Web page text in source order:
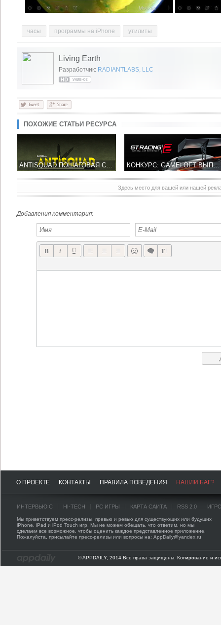
часы программы на iPhone утилиты
Living Earth
Разработчик: RADIANTLABS, LLC
ПОХОЖИЕ СТАТЬИ РЕСУРСА
ANTISQUAD ПОШАГОВАЯ СТРАТЕГИЯ ОТ РУССКИХ РАЗРАБОТЧИКОВ INSGAMES КОНКУРС: GAMELOFT ВЫПУСТИЛ В APP STORE GT RACING 2: THE REAL CAR EXPERIENCE
Здесь место для вашей или нашей
Добавления комментария:
О ПРОЕКТЕ КОНТАКТЫ ПРАВИЛА ПОВЕДЕНИЯ НАШЛИ БАГ?
ИНТЕРВЬЮ С HI-TECH PC ИГРЫ КАРТА САЙТА RSS 2.0
Мы приветствуем пресс-релизы, превью и ревью для существующих или будущих
iPhone, iPad и iPod Touch игр. Мы не можем обещать, что ответим, но мы
сделаем все возможное, чтобы оценить каждое представленное приложение.
Пожалуйста, присылайте пресс-релизы или вопросы на: AppDaily@yandex.ru
© APPDAILY, 2014 Все права защищены. Копирование и